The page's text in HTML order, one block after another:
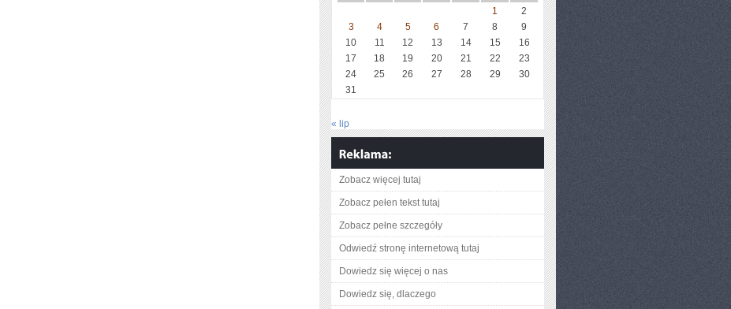
1
2
3
4 5 6 7 8
9
10
11 12 13 14 15
16
17
18 19 20 21 22
23
24
25 26 27 28 29
30
31
« lip
Zobacz więcej tutaj
Zobacz pełen tekst tutaj
Zobacz pełne szczegóły
Odwiedź stronę internetową tutaj
Dowiedz się więcej o nas
Dowiedz się, dlaczego